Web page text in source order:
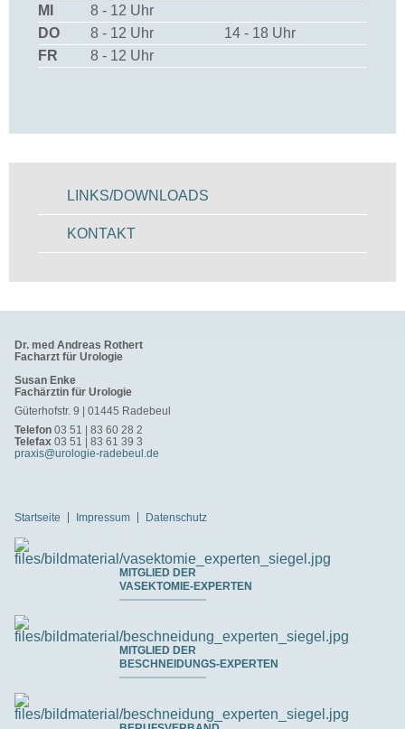
MI
8 - 12 Uhr
DO
8 - 12 Uhr
14 - 18 Uhr
FR
8 - 12 Uhr
LINKS/DOWNLOADS
KONTAKT
Dr. med Andreas Rothert
Facharzt für Urologie
Susan Enke
Fachärztin für Urologie
Güterhofstr. 9 | 01445 Radebeul
Telefon 03 51 | 83 60 28 2
Telefax 03 51 | 83 61 39 3
praxis@urologie-radebeul.de
Startseite Impressum Datenschutz
MITGLIED DER
VASEKTOMIE-EXPERTEN
MITGLIED DER
BESCHNEIDUNGS-EXPERTEN